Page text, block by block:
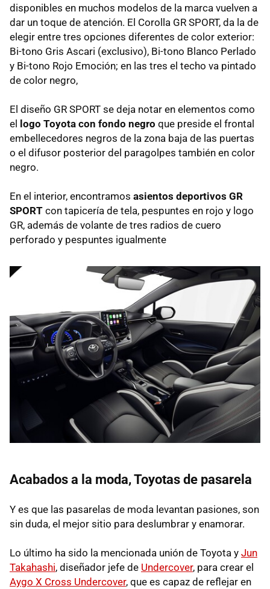
disponibles en muchos modelos de la marca vuelven a
dar un toque de atención. El Corolla GR SPORT, da la de
elegir entre tres opciones diferentes de color exterior:
Bi-tono Gris Ascari (exclusivo), Bi-tono Blanco Perlado
y Bi-tono Rojo Emoción; en las tres el techo va pintado
de color negro,
El diseño GR SPORT se deja notar en elementos como
el logo Toyota con fondo negro que preside el frontal
embellecedores negros de la zona baja de las puertas
o el difusor posterior del paragolpes también en color
negro.
En el interior, encontramos asientos deportivos GR
SPORT con tapicería de tela, pespuntes en rojo y logo
GR, además de volante de tres radios de cuero
perforado y pespuntes igualmente
Acabados a la moda, Toyotas de pasarela
Y es que las pasarelas de moda levantan pasiones, son
sin duda, el mejor sitio para deslumbrar y enamorar.
Lo último ha sido la mencionada unión de Toyota y Jun
Takahashi, diseñador jefe de Undercover, para crear el
Aygo X Cross Undercover, que es capaz de reflejar en